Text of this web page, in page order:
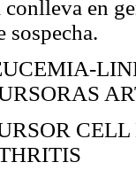
en
sospecha.